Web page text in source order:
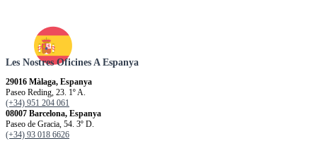
Les Nostres Oficines A Espanya
29016 Màlaga, Espanya
Paseo Reding, 23. 1º A.
(+34) 951 204 061
08007 Barcelona, Espanya
Paseo de Gracia, 54. 3º D.
(+34) 93 018 6626